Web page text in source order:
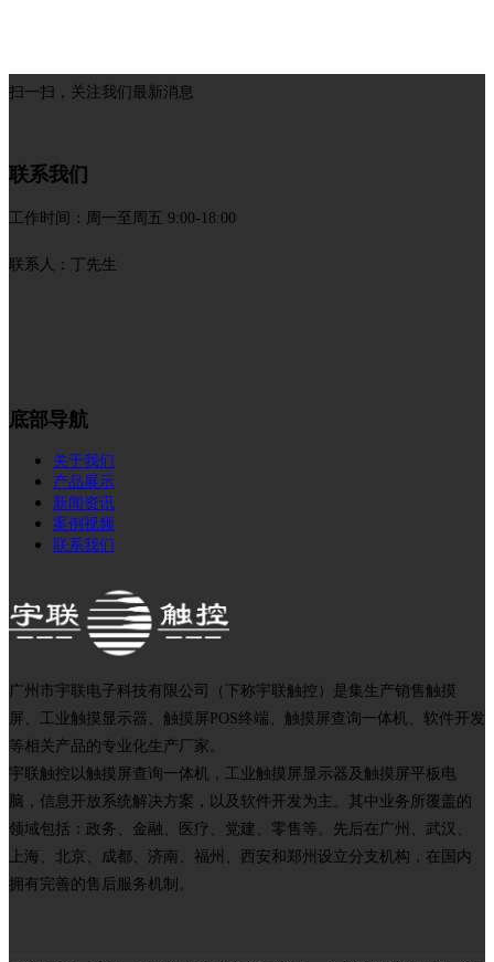
扫一扫，关注我们最新消息
联系我们
工作时间：周一至周五 9:00-18:00
联系人：丁先生
底部导航
关于我们
产品展示
新闻资讯
案例视频
联系我们
广州市宇联电子科技有限公司（下称宇联触控）是集生产销售触摸
屏、工业触摸显示器、触摸屏POS终端、触摸屏查询一体机、软件开发
等相关产品的专业化生产厂家。
宇联触控以触摸屏查询一体机，工业触摸屏显示器及触摸屏平板电
脑，信息开放系统解决方案，以及软件开发为主。其中业务所覆盖的
领域包括：政务、金融、医疗、党建、零售等。先后在广州、武汉、
上海、北京、成都、济南、福州、西安和郑州设立分支机构，在国内
拥有完善的售后服务机制。